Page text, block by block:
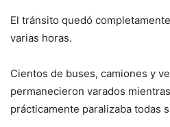
El tránsito quedó
varias horas.
Cientos de buses, camiones y
permanecieron varados
prácticamente paralizaba todas